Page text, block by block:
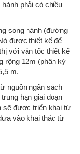
phải có chiều
song hành (đường
được thiết kế để
với vận tốc thiết kế
rộng 12m (phân kỳ
m.
nguồn ngân sách
hạn giai đoạn
sẽ được triển khai từ
vào khai thác từ